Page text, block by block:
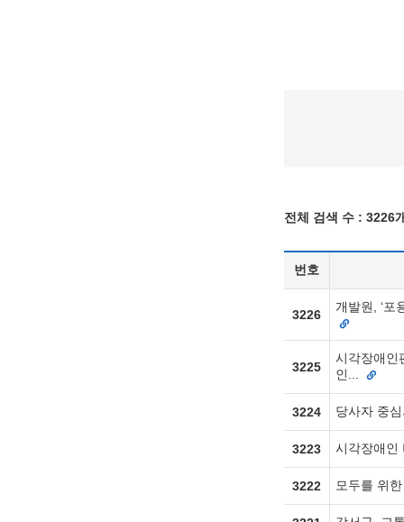
전체 검색 수 : 3226
번호
3226
개발원, ‘포
3225
시각장애인
인...
3224 당사자 중
3223 시각장애인
3222 모두를 위